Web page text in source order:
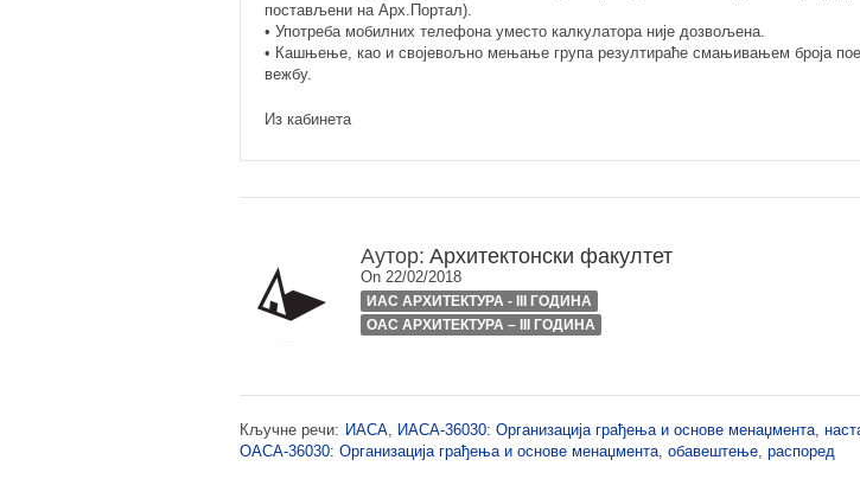
постављени на Арх.Портал).
• Употреба мобилних телефона уместо калкулатора није дозвољена.
• Кашњење, као и својевољно мењање група резултираће смањивањем броја
вежбу.
Из кабинета
Аутор: Архитектонски факултет
On 22/02/2018
ИАС АРХИТЕКТУРА - III ГОДИНА
ОАС АРХИТЕКТУРА – III ГОДИНА
Кључне речи: ИАСА, ИАСА-36030: Организација грађења и основе менаџмента,
ОАСА-36030: Организација грађења и основе менаџмента, обавештење, распоред